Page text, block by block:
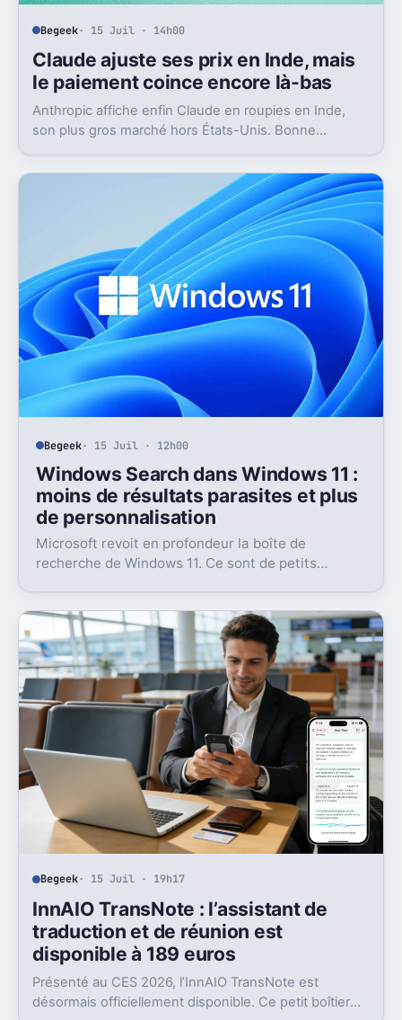
Begeek· 15 Juil · 14h00
Claude ajuste ses prix en Inde, mais
le paiement coince encore là-bas
Anthropic affiche enfin Claude en roupies en Inde,
son plus gros marché hors États-Unis. Bonne
abonnements.
Begeek· 15 Juil · 12h00
Windows Search dans Windows 11 :
moins de résultats parasites et plus
de personnalisation
Microsoft revoit en profondeur la boîte de
recherche de Windows 11. Ce sont de petits
Begeek· 15 Juil · 19h17
InnAIO TransNote : l’assistant de
traduction et de réunion est
disponible à 189 euros
Présenté au CES 2026, l’InnAIO TransNote est
désormais officiellement disponible. Ce petit boîtier